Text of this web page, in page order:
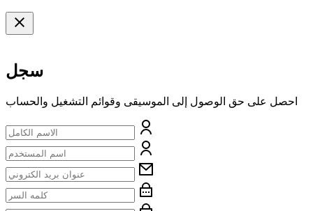
سجل
احصل على حق الوصول إلى الموسيقى وقوائم التشغيل والحساب